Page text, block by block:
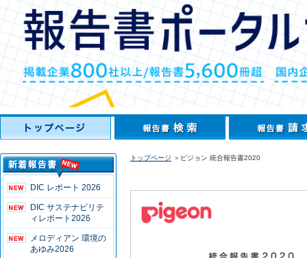
DIC レポート 2026
DIC サステナビリテ
ィレポート2026
メロディアン 環境の
あゆみ2026
トップページ ＞ピジョン 統合報告書2020